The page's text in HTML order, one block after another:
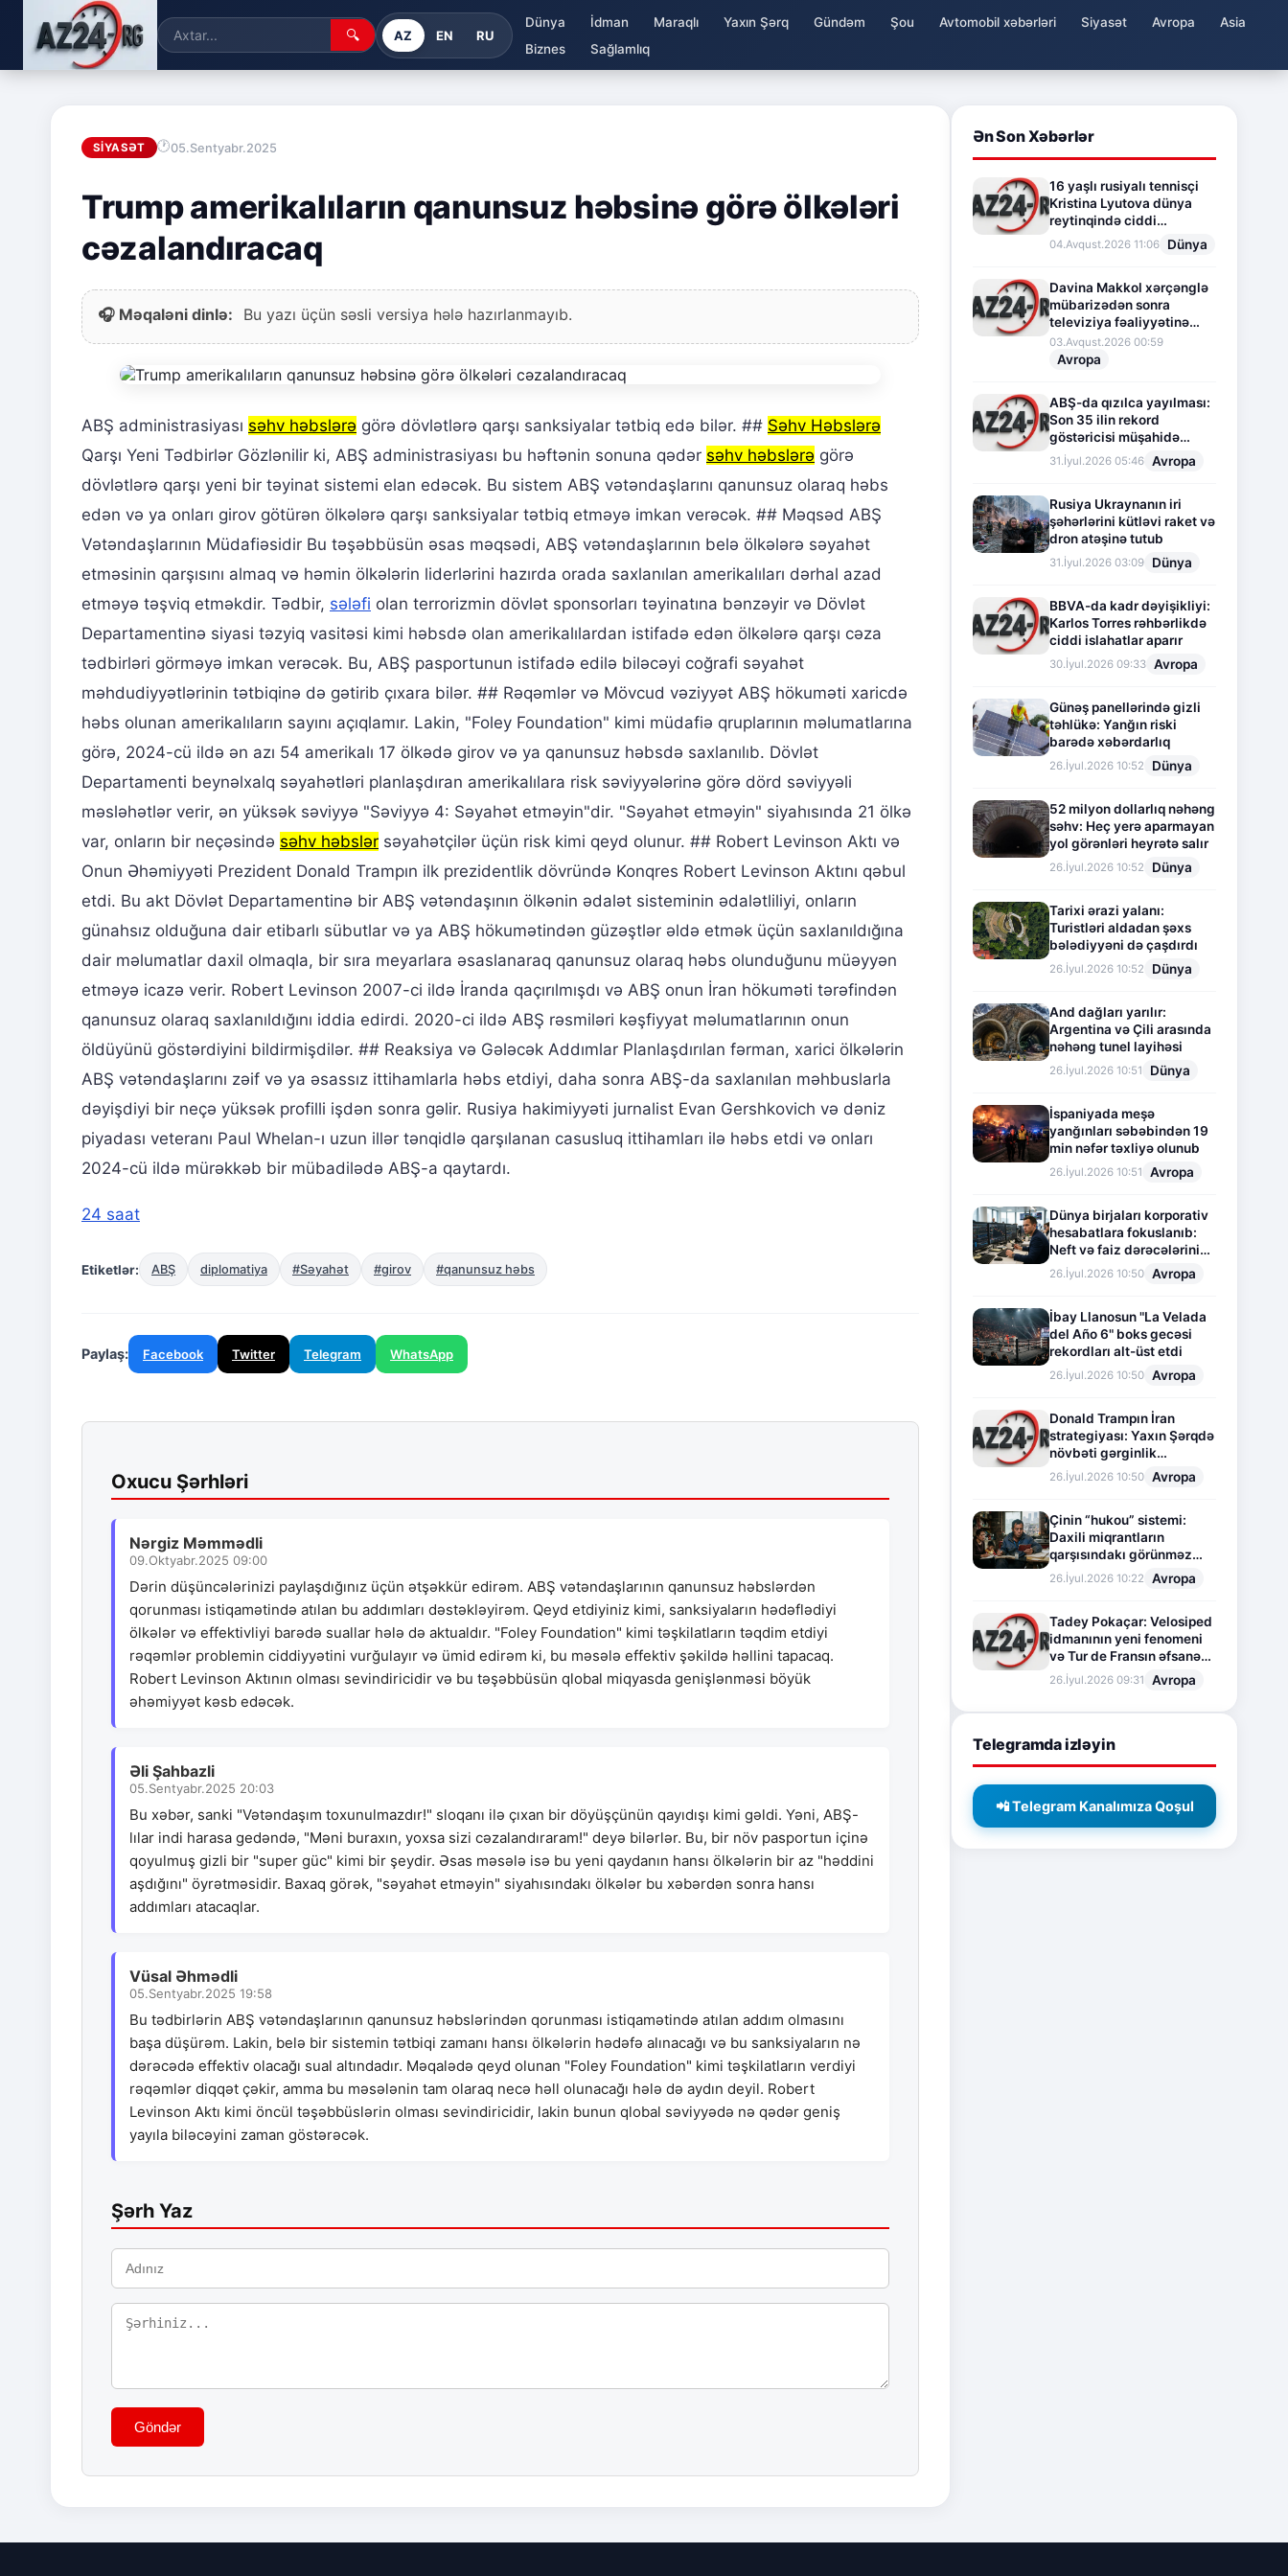
🔍 AZ EN RU
Dünya İdman Maraqlı Yaxın Şərq Gündəm Şou Avtomobil xəbərləri Siyasət Avropa
Asia
Biznes
Sağlamlıq
SIYASƏT 05.Sentyabr.2025
Trump amerikalıların qanunsuz həbsinə görə ölkələri
cəzalandıracaq
🎧 Məqaləni dinlə: Bu yazı üçün səsli versiya hələ hazırlanmayıb.
ABŞ administrasiyası səhv həbslərə görə dövlətlərə qarşı sanksiyalar tətbiq edə bilər. ## Səhv Həbslərə
Qarşı Yeni Tədbirlər Gözlənilir ki, ABŞ administrasiyası bu həftənin sonuna qədər səhv həbslərə görə
dövlətlərə qarşı yeni bir təyinat sistemi elan edəcək. Bu sistem ABŞ vətəndaşlarını qanunsuz olaraq həbs
edən və ya onları girov götürən ölkələrə qarşı sanksiyalar tətbiq etməyə imkan verəcək. ## Məqsəd ABŞ
Vətəndaşlarının Müdafiəsidir Bu təşəbbüsün əsas məqsədi, ABŞ vətəndaşlarının belə ölkələrə səyahət
etməsinin qarşısını almaq və həmin ölkələrin liderlərini hazırda orada saxlanılan amerikalıları dərhal azad
etməyə təşviq etməkdir. Tədbir, sələfi olan terrorizmin dövlət sponsorları təyinatına bənzəyir və Dövlət
Departamentinə siyasi təzyiq vasitəsi kimi həbsdə olan amerikalılardan istifadə edən ölkələrə qarşı cəza
tədbirləri görməyə imkan verəcək. Bu, ABŞ pasportunun istifadə edilə biləcəyi coğrafi səyahət
məhdudiyyətlərinin tətbiqinə də gətirib çıxara bilər. ## Rəqəmlər və Mövcud vəziyyət ABŞ hökuməti xaricdə
həbs olunan amerikalıların sayını açıqlamır. Lakin, "Foley Foundation" kimi müdafiə qruplarının məlumatlarına
görə, 2024-cü ildə ən azı 54 amerikalı 17 ölkədə girov və ya qanunsuz həbsdə saxlanılıb. Dövlət
Departamenti beynəlxalq səyahətləri planlaşdıran amerikalılara risk səviyyələrinə görə dörd səviyyəli
məsləhətlər verir, ən yüksək səviyyə "Səviyyə 4: Səyahət etməyin"dir. "Səyahət etməyin" siyahısında 21 ölkə
var, onların bir neçəsində səhv həbslər səyahətçilər üçün risk kimi qeyd olunur. ## Robert Levinson Aktı və
Onun Əhəmiyyəti Prezident Donald Trampın ilk prezidentlik dövründə Konqres Robert Levinson Aktını qəbul
etdi. Bu akt Dövlət Departamentinə bir ABŞ vətəndaşının ölkənin ədalət sisteminin ədalətliliyi, onların
günahsız olduğuna dair etibarlı sübutlar və ya ABŞ hökumətindən güzəştlər əldə etmək üçün saxlanıldığına
dair məlumatlar daxil olmaqla, bir sıra meyarlara əsaslanaraq qanunsuz olaraq həbs olunduğunu müəyyən
etməyə icazə verir. Robert Levinson 2007-ci ildə İranda qaçırılmışdı və ABŞ onun İran hökuməti tərəfindən
qanunsuz olaraq saxlanıldığını iddia edirdi. 2020-ci ildə ABŞ rəsmiləri kəşfiyyat məlumatlarının onun
öldüyünü göstərdiyini bildirmişdilər. ## Reaksiya və Gələcək Addımlar Planlaşdırılan fərman, xarici ölkələrin
ABŞ vətəndaşlarını zəif və ya əsassız ittihamlarla həbs etdiyi, daha sonra ABŞ-da saxlanılan məhbuslarla
dəyişdiyi bir neçə yüksək profilli işdən sonra gəlir. Rusiya hakimiyyəti jurnalist Evan Gershkovich və dəniz
piyadası veteranı Paul Whelan-ı uzun illər tənqidlə qarşılanan casusluq ittihamları ilə həbs etdi və onları
2024-cü ildə mürəkkəb bir mübadilədə ABŞ-a qaytardı.
24 saat
Etiketlər: ABŞ diplomatiya #Səyahət #girov #qanunsuz həbs
Paylaş: Facebook Twitter Telegram WhatsApp
Oxucu Şərhləri
Nərgiz Məmmədli
09.Oktyabr.2025 09:00
Dərin düşüncələrinizi paylaşdığınız üçün ətşəkkür edirəm. ABŞ vətəndaşlarının qanunsuz həbslərdən
qorunması istiqamətində atılan bu addımları dəstəkləyirəm. Qeyd etdiyiniz kimi, sanksiyaların hədəflədiyi
ölkələr və effektivliyi barədə suallar hələ də aktualdır. "Foley Foundation" kimi təşkilatların təqdim etdiyi
rəqəmlər problemin ciddiyyətini vurğulayır və ümid edirəm ki, bu məsələ effektiv şəkildə həllini tapacaq.
Robert Levinson Aktının olması sevindiricidir və bu təşəbbüsün qlobal miqyasda genişlənməsi böyük
əhəmiyyət kəsb edəcək.
Əli Şahbazli
05.Sentyabr.2025 20:03
Bu xəbər, sanki "Vətəndaşım toxunulmazdır!" sloqanı ilə çıxan bir döyüşçünün qayıdışı kimi gəldi. Yəni, ABŞ-
lılar indi harasa gedəndə, "Məni buraxın, yoxsa sizi cəzalandıraram!" deyə bilərlər. Bu, bir növ pasportun içinə
qoyulmuş gizli bir "super güc" kimi bir şeydir. Əsas məsələ isə bu yeni qaydanın hansı ölkələrin bir az "həddini
aşdığını" öyrətməsidir. Baxaq görək, "səyahət etməyin" siyahısındakı ölkələr bu xəbərdən sonra hansı
addımları atacaqlar.
Vüsal Əhmədli
05.Sentyabr.2025 19:58
Bu tədbirlərin ABŞ vətəndaşlarının qanunsuz həbslərindən qorunması istiqamətində atılan addım olmasını
başa düşürəm. Lakin, belə bir sistemin tətbiqi zamanı hansı ölkələrin hədəfə alınacağı və bu sanksiyaların nə
dərəcədə effektiv olacağı sual altındadır. Məqalədə qeyd olunan "Foley Foundation" kimi təşkilatların verdiyi
rəqəmlər diqqət çəkir, amma bu məsələnin tam olaraq necə həll olunacağı hələ də aydın deyil. Robert
Levinson Aktı kimi öncül təşəbbüslərin olması sevindiricidir, lakin bunun qlobal səviyyədə nə qədər geniş
yayıla biləcəyini zaman göstərəcək.
Şərh Yaz
Göndər
Ən Son Xəbərlər
16 yaşlı rusiyalı tennisçi
Kristina Lyutova dünya
reytinqində ciddi
irəliləyişə imza atdı
04.Avqust.2026 11:06 Dünya
Davina Makkol xərçənglə
mübarizədən sonra
televiziya fəaliyyətinə
fasilə verir
03.Avqust.2026 00:59
Avropa
ABŞ-da qızılca yayılması:
Son 35 ilin rekord
göstəricisi müşahidə
olunur
31.İyul.2026 05:46 Avropa
Rusiya Ukraynanın iri
şəhərlərini kütləvi raket və
dron atəşinə tutub
31.İyul.2026 03:09 Dünya
BBVA-da kadr dəyişikliyi:
Karlos Torres rəhbərlikdə
ciddi islahatlar aparır
30.İyul.2026 09:33 Avropa
Günəş panellərində gizli
təhlükə: Yanğın riski
barədə xəbərdarlıq
26.İyul.2026 10:52 Dünya
52 milyon dollarlıq nəhəng
səhv: Heç yerə aparmayan
yol görənləri heyrətə salır
26.İyul.2026 10:52 Dünya
Tarixi ərazi yalanı:
Turistləri aldadan şəxs
bələdiyyəni də çaşdırdı
26.İyul.2026 10:52 Dünya
And dağları yarılır:
Argentina və Çili arasında
nəhəng tunel layihəsi
26.İyul.2026 10:51 Dünya
İspaniyada meşə
yanğınları səbəbindən 19
min nəfər təxliyə olunub
26.İyul.2026 10:51 Avropa
Dünya birjaları korporativ
hesabatlara fokuslanıb:
Neft və faiz dərəcələrinin
təsiri altında cari vəziyyət
26.İyul.2026 10:50 Avropa
İbay Llanosun "La Velada
del Año 6" boks gecəsi
rekordları alt-üst etdi
26.İyul.2026 10:50 Avropa
Donald Trampın İran
strategiyası: Yaxın Şərqdə
növbəti gərginlik
mərhələsi
26.İyul.2026 10:50 Avropa
Çinin “hukou” sistemi:
Daxili miqrantların
qarşısındakı görünməz
sədd
26.İyul.2026 10:22 Avropa
Tadey Pokaçar: Velosiped
idmanının yeni fenomeni
və Tur de Fransın əfsanəvi
səhifəsi
26.İyul.2026 09:31 Avropa
Telegramda izləyin
📲 Telegram Kanalımıza Qoşul